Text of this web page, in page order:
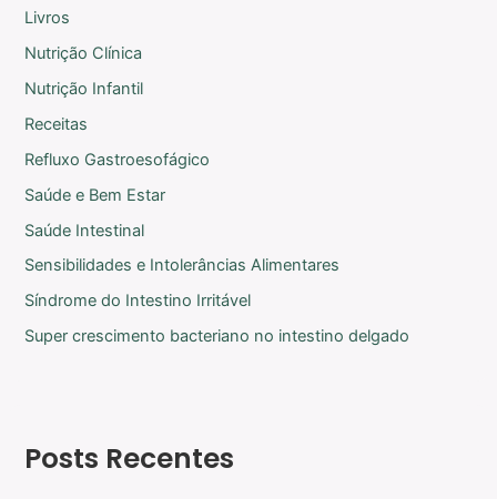
Livros
Nutrição Clínica
Nutrição Infantil
Receitas
Refluxo Gastroesofágico
Saúde e Bem Estar
Saúde Intestinal
Sensibilidades e Intolerâncias Alimentares
Síndrome do Intestino Irritável
Super crescimento bacteriano no intestino delgado
Posts Recentes